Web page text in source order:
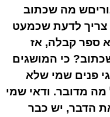
מה שכתוב
צריך לדעת שכמעט
ספר קבלה, אז
כי המושגים
פנים שמי שלא
מדובר. ודאי שמי
הדבר, יש כבר